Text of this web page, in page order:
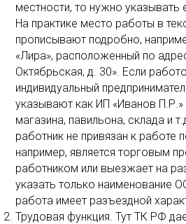
местности, то нужно
На практике место работы в
прописывают подробно,
«Лира», расположенный по
Октябрьская, д. 30». Если
индивидуальный
указывают как ИП «Иванов
магазина, павильона, склада и
работник не привязан к работе
например, является торговым
работником или выезжает на
указать только наименование
работа имеет разъездной
Трудовая функция. Тут ТК РФ